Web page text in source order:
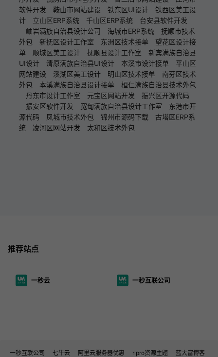
软件开发
鞍山市网站建设 铁东区UI设计
铁西区美工设
计
立山区ERP系统 千山区ERP系统
台安县软件开发
岫岩满族自治县设计公司
海城市ERP系统
抚顺市技术
外包
新抚区设计工作室 东洲区技术接单
望花区设计接
单
顺城区美工设计 抚顺县设计工作室
新宾满族自治县
UI设计
清原满族自治县UI设计 本溪市设计接单
平山区
网站建设
溪湖区美工设计 明山区技术接单
南芬区技术
外包
本溪满族自治县设计接单
桓仁满族自治县技术外包
丹东市设计工作室
元宝区网站开发
振兴区开源代码
振安区软件开发
宽甸满族自治县设计工作室
东港市开
源代码
凤城市技术外包 锦州市源码下载
古塔区ERP系
统
凌河区网站开发 太和区技术外包
推荐站点
一秒云 一秒互联公司
一秒互联公司 七牛云 阿里云服务器优惠 ripro资源主题 蓝大富博客